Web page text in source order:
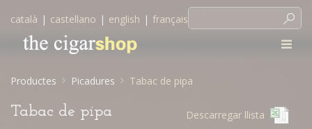
català | castellano | english | français
Productes Picadures Tabac de pipa
Tabac de pipa Descarregar llista